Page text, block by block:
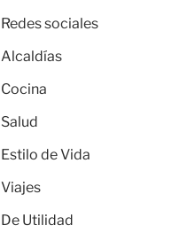
Redes sociales
Alcaldías
Cocina
Salud
Estilo de Vida
Viajes
De Utilidad